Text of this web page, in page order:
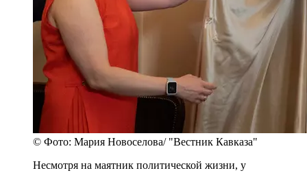
© Фото: Мария Новоселова/ "Вестник Кавказа"
Несмотря на маятник политической жизни, у